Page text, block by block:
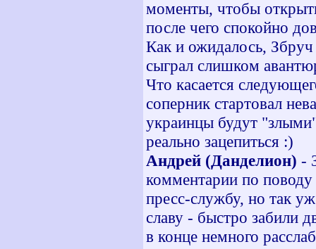
моменты, чтобы
после чего спокойно
Как и ожидалось, Збруч
сыграл слишком
Что касается
соперник стартовал
украинцы будут
реально зацепиться :)
Андрей (Данделион) -
комментарии по
пресс-службу, но так
славу - быстро забили
в конце немного